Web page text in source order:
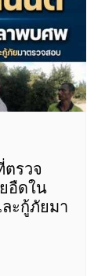
รวจ
อืดใน
ะกู้ภัยมา